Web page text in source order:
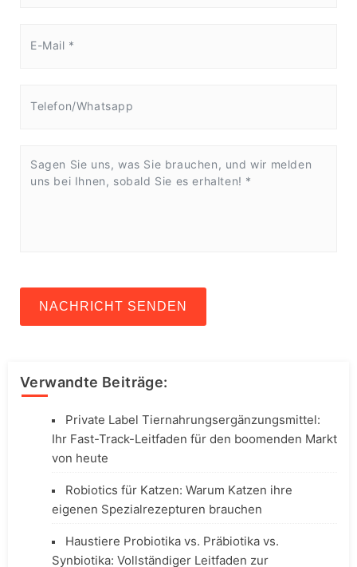
NACHRICHT SENDEN
Verwandte Beiträge:
Private Label Tiernahrungsergänzungsmittel:
Ihr Fast-Track-Leitfaden für den boomenden Markt
von heute
Robiotics für Katzen: Warum Katzen ihre
eigenen Spezialrezepturen brauchen
Haustiere Probiotika vs. Präbiotika vs.
Synbiotika: Vollständiger Leitfaden zur